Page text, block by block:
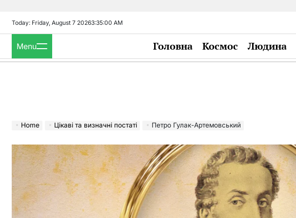
content
Today: Friday, August 7 20263:35:02 AM
Menu Головна Космос Людина
Home Цікаві та визначні постаті Петро Гулак-Артемовський